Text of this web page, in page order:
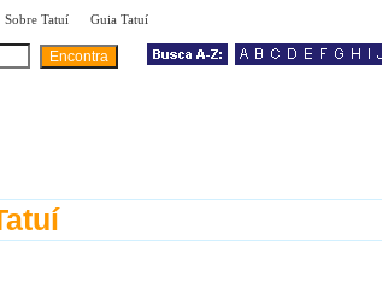
Sobre Tatuí Guia Tatuí